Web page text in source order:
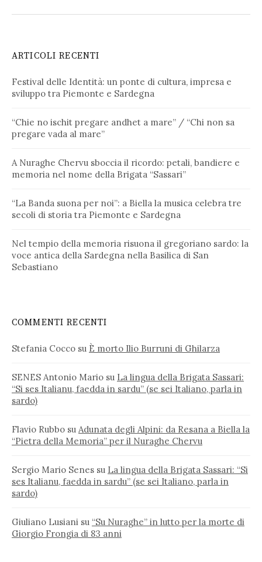
ARTICOLI RECENTI
Festival delle Identità: un ponte di cultura, impresa e
sviluppo tra Piemonte e Sardegna
“Chie no ischit pregare andhet a mare” / “Chi non sa
pregare vada al mare”
A Nuraghe Chervu sboccia il ricordo: petali, bandiere e
memoria nel nome della Brigata “Sassari”
“La Banda suona per noi”: a Biella la musica celebra tre
secoli di storia tra Piemonte e Sardegna
Nel tempio della memoria risuona il gregoriano sardo: la
voce antica della Sardegna nella Basilica di San
Sebastiano
COMMENTI RECENTI
Stefania Cocco su È morto Ilio Burruni di Ghilarza
SENES Antonio Mario su La lingua della Brigata Sassari:
“Si ses Italianu, faedda in sardu” (se sei Italiano, parla in
sardo)
Flavio Rubbo su Adunata degli Alpini: da Resana a Biella la
“Pietra della Memoria” per il Nuraghe Chervu
Sergio Mario Senes su La lingua della Brigata Sassari: “Si
ses Italianu, faedda in sardu” (se sei Italiano, parla in
sardo)
Giuliano Lusiani su “Su Nuraghe” in lutto per la morte di
Giorgio Frongia di 83 anni